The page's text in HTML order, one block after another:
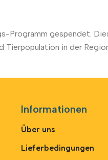
Programm gespendet.
in der
Informationen
Über uns
Lieferbedingungen